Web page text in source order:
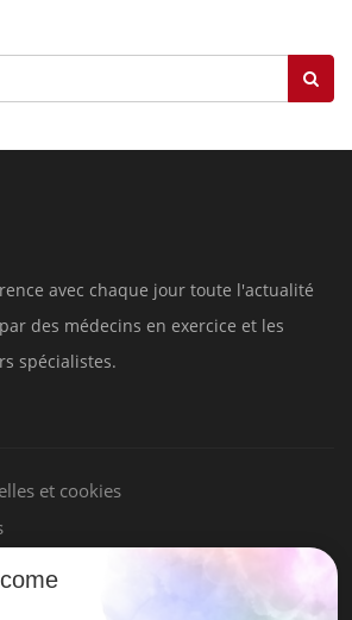
avec chaque jour toute l'actualité
des médecins en exercice et les
spécialistes.
et cookies